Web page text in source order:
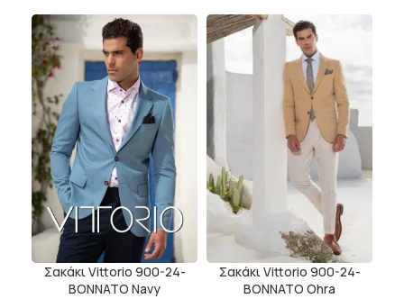
Σακάκι Vittorio 900-24-
BONNATO Navy
Σακάκι Vittorio 900-24-
BONNATO Ohra